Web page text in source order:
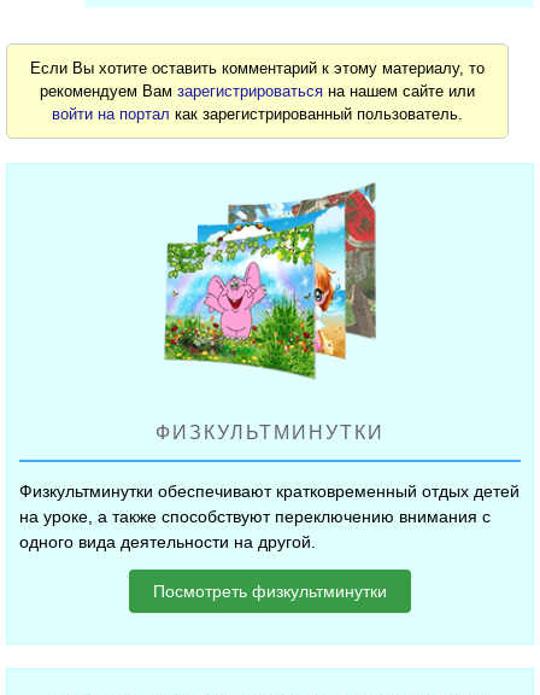
Если Вы хотите оставить комментарий к этому материалу, то
рекомендуем Вамзарегистрироваться на нашем сайте или
войти на портал как зарегистрированный пользователь.
ФИЗКУЛЬТМИНУТКИ
Физкультминутки обеспечивают кратковременный отдых детей
на уроке, а также способствуют переключению внимания с
одного вида деятельности на другой.
Посмотреть физкультминутки